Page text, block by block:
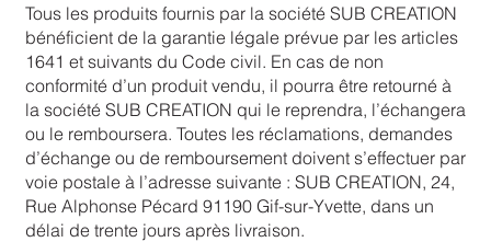
Tous les produits fournis par la société SUB CREATION
bénéficient de la garantie légale prévue par les articles
1641 et suivants du Code civil. En cas de non
conformité d’un produit vendu, il pourra être retourné à
la société SUB CREATION qui le reprendra, l’échangera
ou le remboursera. Toutes les réclamations, demandes
d’échange ou de remboursement doivent s’effectuer par
voie postale à l’adresse suivante : SUB CREATION, 24,
Rue Alphonse Pécard 91190 Gif-sur-Yvette, dans un
délai de trente jours après livraison.